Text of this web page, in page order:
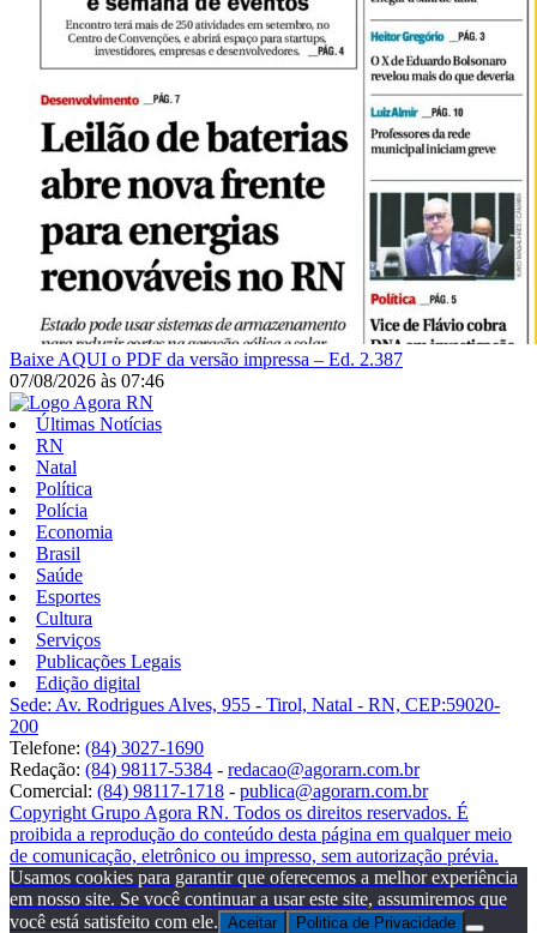
Baixe AQUI o PDF da versão impressa – Ed. 2.387
07/08/2026 às 07:46
Últimas Notícias
RN
Natal
Política
Polícia
Economia
Brasil
Saúde
Esportes
Cultura
Serviços
Publicações Legais
Edição digital
Sede: Av. Rodrigues Alves, 955 - Tirol, Natal - RN, CEP:59020-
200
Telefone: (84) 3027-1690
Redação: (84) 98117-5384 - redacao@agorarn.com.br
Comercial: (84) 98117-1718 - publica@agorarn.com.br
Copyright Grupo Agora RN. Todos os direitos reservados. É
proibida a reprodução do conteúdo desta página em qualquer meio
de comunicação, eletrônico ou impresso, sem autorização prévia.
Usamos cookies para garantir que oferecemos a melhor experiência
em nosso site. Se você continuar a usar este site, assumiremos que
você está satisfeito com ele. Aceitar Politica de Privacidade